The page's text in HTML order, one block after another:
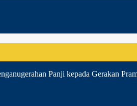
Panji kepada Gerakan